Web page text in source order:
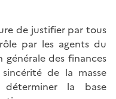
de justifier par tous
par les agents du
des finances
de la masse
la base